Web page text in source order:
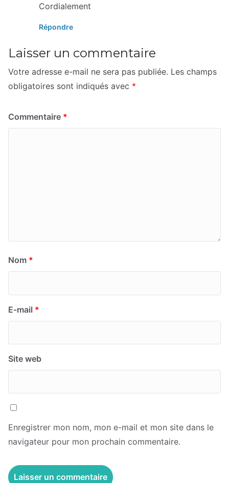
Cordialement
Répondre
Laisser un commentaire
Votre adresse e-mail ne sera pas publiée. Les champs
obligatoires sont indiqués avec *
Commentaire *
Nom *
E-mail *
Site web
Enregistrer mon nom, mon e-mail et mon site dans le
navigateur pour mon prochain commentaire.